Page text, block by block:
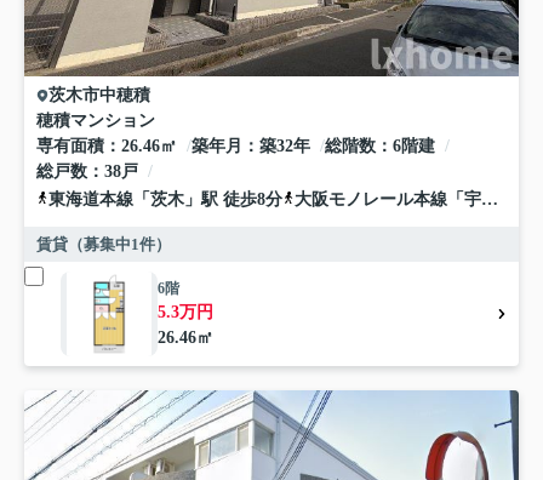
茨木市中穂積
穂積マンション
専有面積
26.46㎡ 築年月 築32年 総階数
6階建
総戸数
38戸
東海道本線 「 茨木 」駅 徒歩8分 大阪モノレール本線 「 宇野辺
賃貸（募集中1件）
6階
5.3万円
26.46㎡